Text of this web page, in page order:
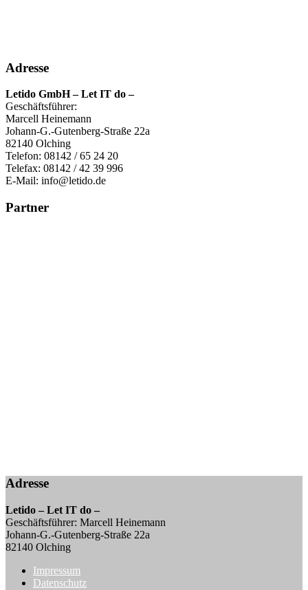
Adresse
Letido GmbH – Let IT do –
Geschäftsführer:
Marcell Heinemann
Johann-G.-Gutenberg-Straße 22a
82140 Olching
Telefon: 08142 / 65 24 20
Telefax: 08142 / 42 39 996
E-Mail: info@letido.de
Partner
Adresse
Letido – Let IT do –
Geschäftsführer: Marcell Heinemann
Johann-G.-Gutenberg-Straße 22a
82140 Olching
Impressum
Datenschutz